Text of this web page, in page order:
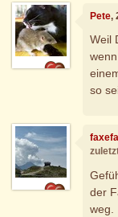
Pete,
Weil
so
der
weg.